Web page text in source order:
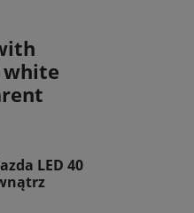
white
LED 40